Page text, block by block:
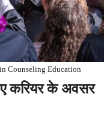
Counseling Education
करियर के अवसर